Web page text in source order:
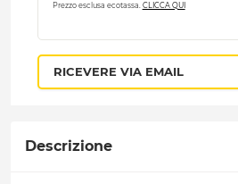
Prezzo esclusa ecotassa. CLICCA QUI
RICEVERE VIA EMAIL
Descrizione